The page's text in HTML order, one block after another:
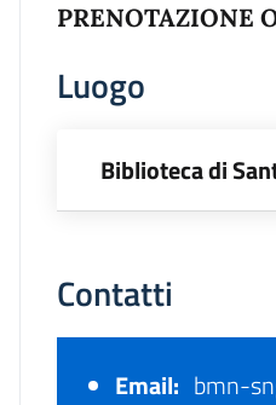
PRENOTAZIONE
Luogo
Biblioteca di
Contatti
Email: bmn-